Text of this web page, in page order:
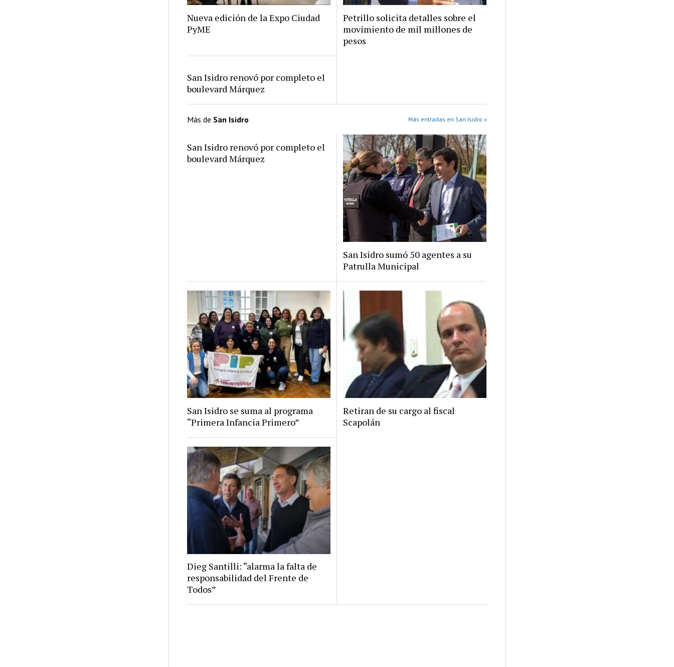
Nueva edición de la Expo Ciudad
PyME
Petrillo solicita detalles sobre el
movimiento de mil millones de
pesos
San Isidro renovó por completo el
boulevard Márquez
Más de San Isidro Más entradas en San Isidro »
San Isidro renovó por completo el
boulevard Márquez
San Isidro sumó 50 agentes a su
Patrulla Municipal
San Isidro se suma al programa
“Primera Infancia Primero”
Retiran de su cargo al fiscal
Scapolán
Dieg Santilli: “alarma la falta de
responsabilidad del Frente de
Todos”